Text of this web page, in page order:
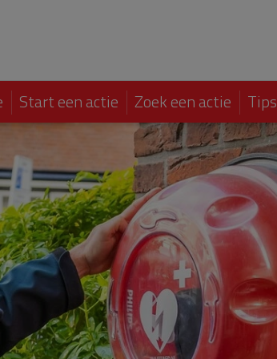
Start een actie Zoek een actie Tips